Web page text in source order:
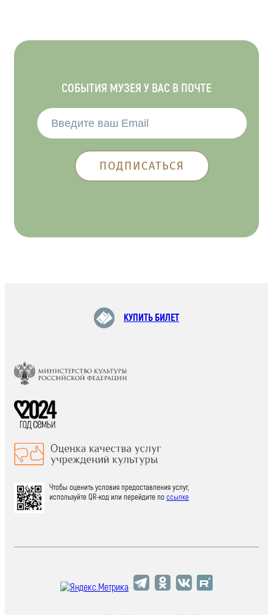
СОБЫТИЯ МУЗЕЯ У ВАС В ПОЧТЕ
КУПИТЬ БИЛЕТ
Чтобы оценить условия предоставления услуг,
используйте QR-код или перейдите поссылке